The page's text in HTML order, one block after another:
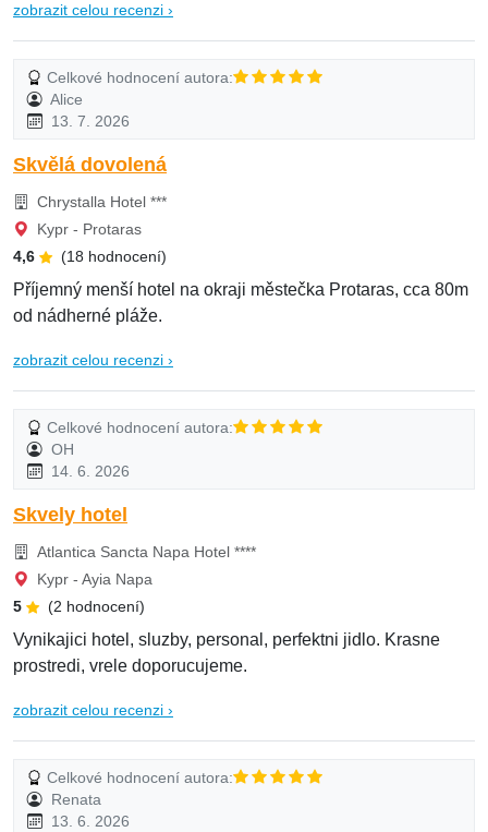
zobrazit celou recenzi ›
Celkové hodnocení autora:
Alice
13. 7. 2026
Skvělá dovolená
Chrystalla Hotel ***
Kypr - Protaras
4,6
(18 hodnocení)
Příjemný menší hotel na okraji městečka Protaras, cca 80m
od nádherné pláže.
zobrazit celou recenzi ›
Celkové hodnocení autora:
OH
14. 6. 2026
Skvely hotel
Atlantica Sancta Napa Hotel ****
Kypr - Ayia Napa
5
(2 hodnocení)
Vynikajici hotel, sluzby, personal, perfektni jidlo. Krasne
prostredi, vrele doporucujeme.
zobrazit celou recenzi ›
Celkové hodnocení autora:
Renata
13. 6. 2026